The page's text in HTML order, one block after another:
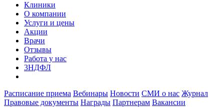
Клиники
О компании
Услуги и цены
Акции
Врачи
Отзывы
Работа у нас
3НДФЛ
Расписание приема Вебинары Новости СМИ о нас Журнал
Правовые документы Награды Партнерам Вакансии